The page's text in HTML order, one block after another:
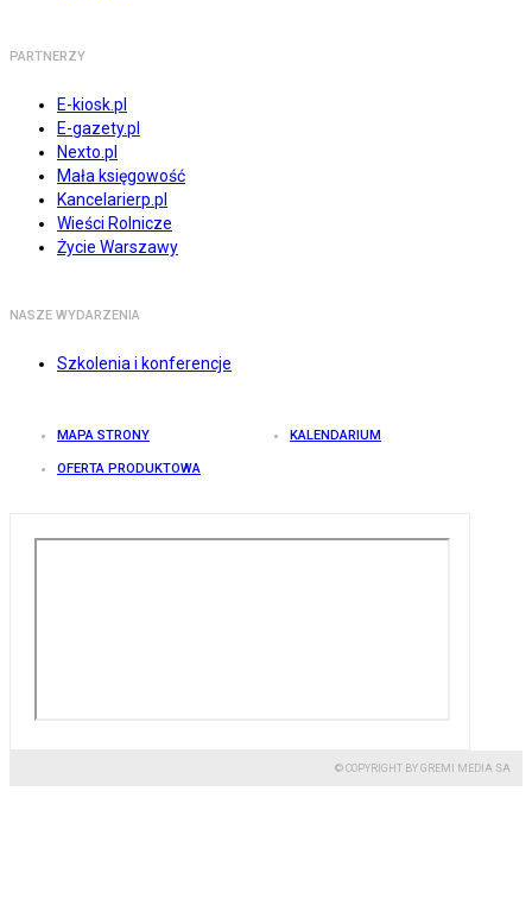
PARTNERZY
E-kiosk.pl
E-gazety.pl
Nexto.pl
Mała księgowość
Kancelarierp.pl
Wieści Rolnicze
Życie Warszawy
NASZE WYDARZENIA
Szkolenia i konferencje
MAPA STRONY KALENDARIUM
OFERTA PRODUKTOWA
© COPYRIGHT BY GREMI MEDIA SA